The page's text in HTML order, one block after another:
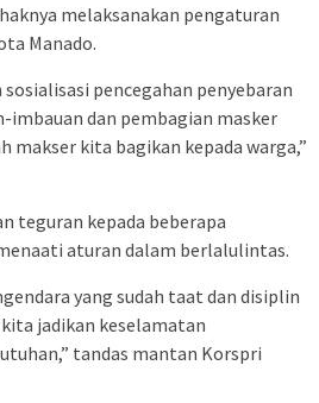
melaksanakan pengaturan
Manado.
pencegahan penyebaran
imbauan dan pembagian masker
makser kita bagikan kepada warga,”
teguran kepada beberapa
aturan dalam berlalulintas.
yang sudah taat dan disiplin
jadikan keselamatan
tandas mantan Korspri